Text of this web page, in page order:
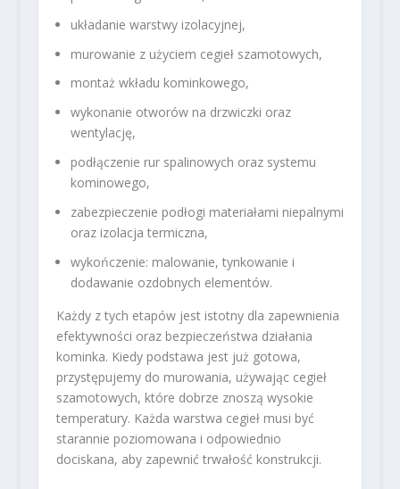
układanie warstwy izolacyjnej,
murowanie z użyciem cegieł szamotowych,
montaż wkładu kominkowego,
wykonanie otworów na drzwiczki oraz
wentylację,
podłączenie rur spalinowych oraz systemu
kominowego,
zabezpieczenie podłogi materiałami niepalnymi
oraz izolacja termiczna,
wykończenie: malowanie, tynkowanie i
dodawanie ozdobnych elementów.
Każdy z tych etapów jest istotny dla zapewnienia
efektywności oraz bezpieczeństwa działania
kominka. Kiedy podstawa jest już gotowa,
przystępujemy do murowania, używając cegieł
szamotowych, które dobrze znoszą wysokie
temperatury. Każda warstwa cegieł musi być
starannie poziomowana i odpowiednio
dociskana, aby zapewnić trwałość konstrukcji.